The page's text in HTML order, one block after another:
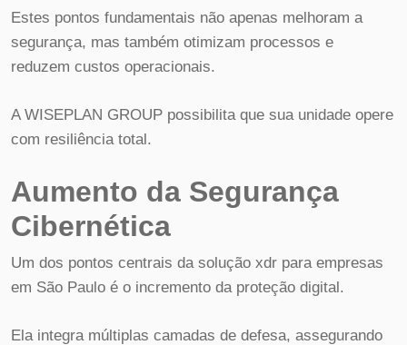
Estes pontos fundamentais não apenas melhoram a
segurança, mas também otimizam processos e
reduzem custos operacionais.
A WISEPLAN GROUP possibilita que sua unidade opere
com resiliência total.
Aumento da Segurança
Cibernética
Um dos pontos centrais da solução xdr para empresas
em São Paulo é o incremento da proteção digital.
Ela integra múltiplas camadas de defesa, assegurando